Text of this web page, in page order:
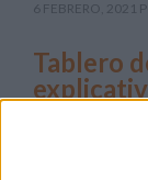
6 FEBRERO, 2021
Tablero